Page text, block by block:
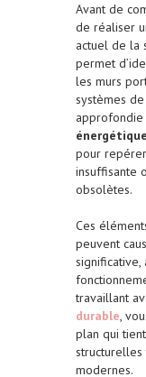
Avant de
de réaliser
actuel de la
permet
les murs
systèmes
énergétique
pour
insuffisante
obsolètes.
Ces
peuvent
significative,
travaillant
durable,
plan qui
structurelles
modernes.